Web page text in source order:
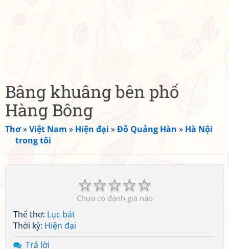
Bâng khuâng bên phố
Hàng Bông
Thơ»Việt Nam » Hiện đại »Đỗ Quảng Hàn » Hà Nội
trong tôi
☆
☆
☆
☆
☆
Chưa có đánh giá nào
Thể thơ: Lục bát
Thời kỳ: Hiện đại
Trả lời